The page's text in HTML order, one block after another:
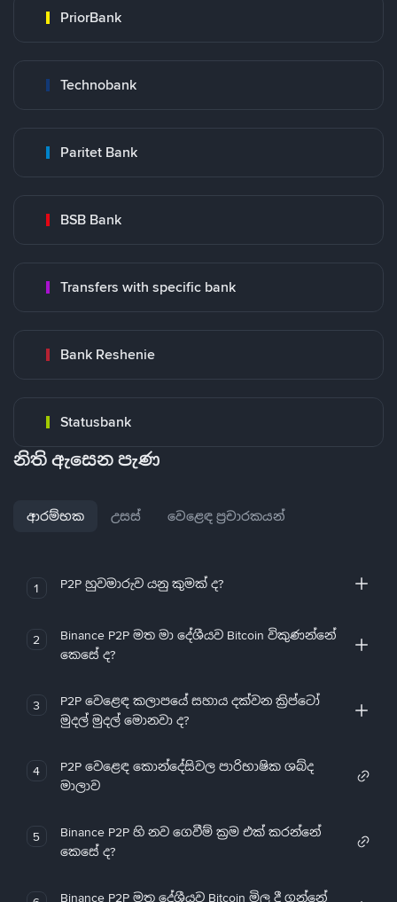
PriorBank
Technobank
Paritet Bank
BSB Bank
Transfers with specific bank
Bank Reshenie
Statusbank
නිති ඇසෙන පැණ
ආරම්භක උසස් වෙළෙඳ ප්‍රචාරකයන්
1 P2P හුවමාරුව යනු කුමක් ද?
2
Binance P2P මත මා දේශීයව Bitcoin විකුණන්නේ
කෙසේ ද?
3
P2P වෙළෙඳ කලාපයේ සහාය දක්වන ක්‍රිප්ටෝ
මුදල් මුදල් මොනවා ද?
4
P2P වෙළෙඳ කොන්දේසිවල පාරිභාෂික ශබ්ද
මාලාව
5
Binance P2P හි නව ගෙවීම් ක්‍රම එක් කරන්නේ
කෙසේ ද?
Binance P2P මත දේශීයව Bitcoin මිල දී ගන්නේ